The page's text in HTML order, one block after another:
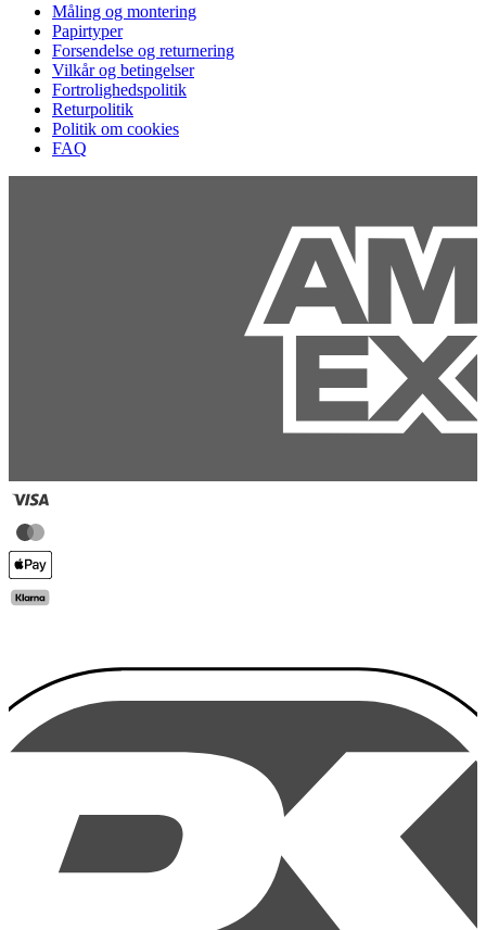
Måling og montering
Papirtyper
Forsendelse og returnering
Vilkår og betingelser
Fortrolighedspolitik
Returpolitik
Politik om cookies
FAQ